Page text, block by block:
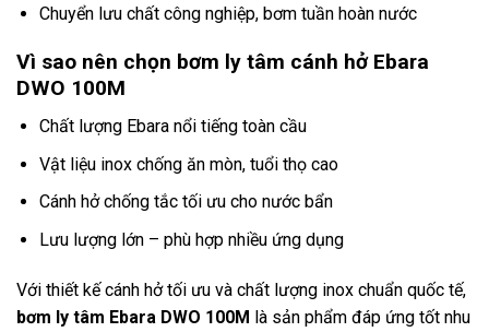
Chuyển lưu chất công nghiệp, bơm tuần hoàn nước
Vì sao nên chọn bơm ly tâm cánh hở Ebara
DWO 100M
Chất lượng Ebara nổi tiếng toàn cầu
Vật liệu inox chống ăn mòn, tuổi thọ cao
Cánh hở chống tắc tối ưu cho nước bẩn
Lưu lượng lớn – phù hợp nhiều ứng dụng
Với thiết kế cánh hở tối ưu và chất lượng inox chuẩn quốc tế,
bơm ly tâm Ebara DWO 100M là sản phẩm đáp ứng tốt nhu